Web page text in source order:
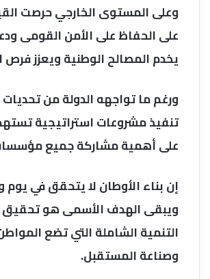
وعلى المستوى الخارجي حرصت
على الحفاظ على الأمن القومى
يخدم المصالح الوطنية ويعزز فرص
ورغم ما تواجهه الدولة من
تنفيذ مشروعات استراتيجية
على أهمية مشاركة جميع مؤسسات
إن بناء الأوطان لا يتحقق في
ويبقى الهدف الأسمى هو تحقيق
التنمية الشاملة التي تضع
وصناعة المستقبل.